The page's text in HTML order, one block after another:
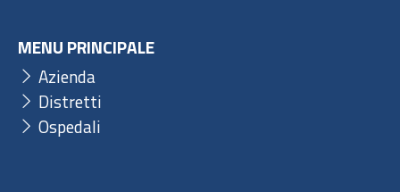
MENU PRINCIPALE
Azienda
Distretti
Ospedali